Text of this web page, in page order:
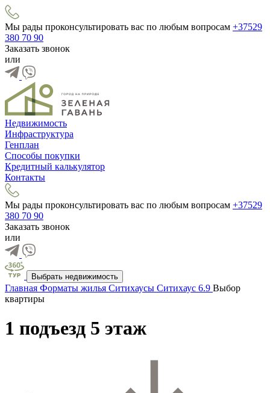
Мы рады проконсультировать вас по любым вопросам +37529
380 70 90
Заказать звонок
или
Недвижимость
Инфраструктура
Генплан
Способы покупки
Кредитный калькулятор
Контакты
Мы рады проконсультировать вас по любым вопросам +37529
380 70 90
Заказать звонок
или
Выбрать недвижимость
Главная Форматы жилья Ситихаусы Ситихаус 6.9 Выбор
квартиры
1 подъезд 5 этаж